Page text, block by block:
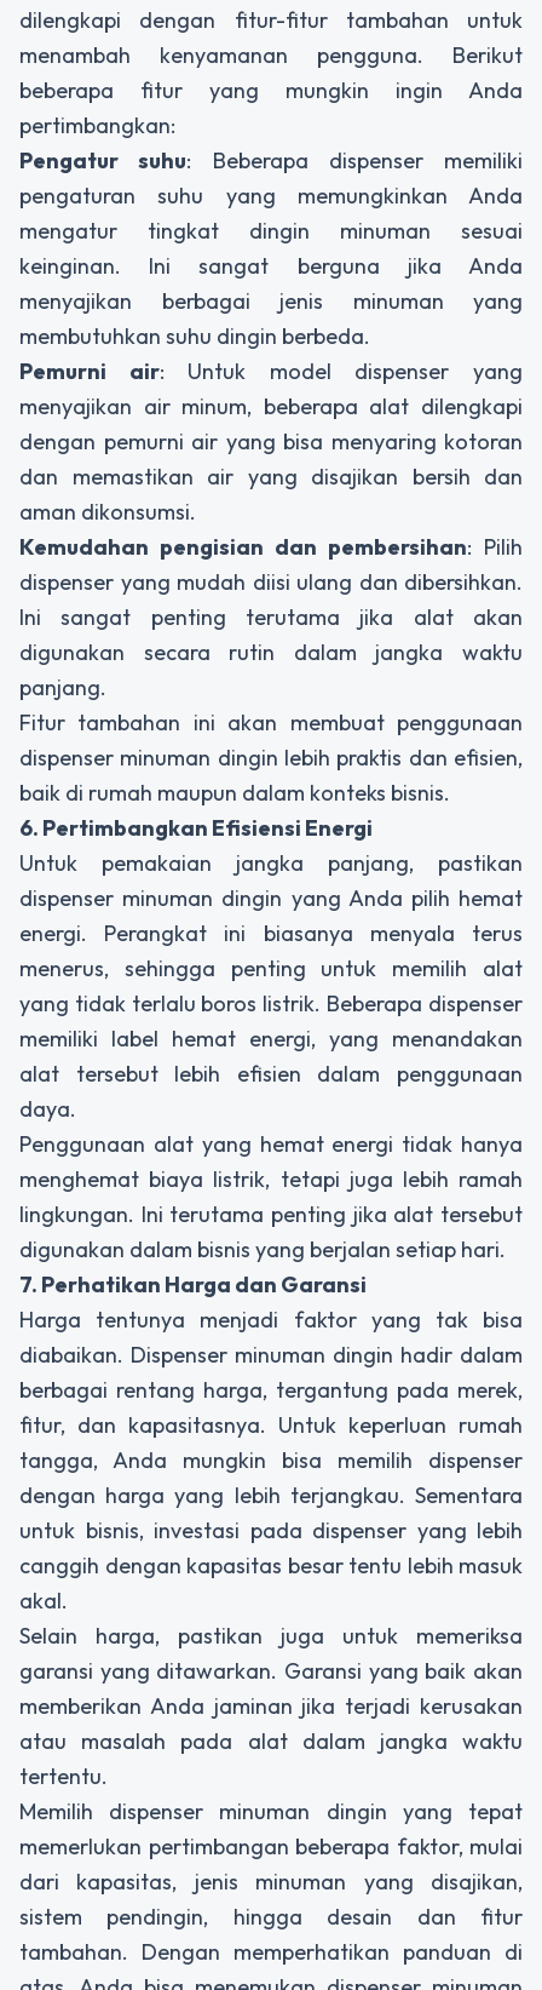
dilengkapi dengan fitur-fitur tambahan untuk
menambah kenyamanan pengguna. Berikut
beberapa fitur yang mungkin ingin Anda
pertimbangkan:
Pengatur suhu: Beberapa dispensermemiliki
pengaturan suhu yang memungkinkan Anda
mengatur tingkat dingin minuman sesuai
keinginan. Ini sangat berguna jika Anda
menyajikan berbagai jenis minuman yang
membutuhkan suhu dingin berbeda.
Pemurni air: Untuk model dispenser yang
menyajikan air minum, beberapa alat dilengkapi
dengan pemurni air yang bisa menyaring kotoran
dan memastikan air yang disajikan bersih dan
aman dikonsumsi.
Kemudahan pengisian dan pembersihan: Pilih
dispenser yang mudah diisi ulang dan dibersihkan.
Ini sangat penting terutama jika alat akan
digunakan secara rutin dalam jangka waktu
panjang.
Fitur tambahan ini akan membuat penggunaan
dispenser minuman dingin lebih praktis dan efisien,
baik di rumah maupun dalam konteks bisnis.
6. Pertimbangkan Efisiensi Energi
Untuk pemakaian jangka panjang, pastikan
dispenser minuman dingin yang Anda pilih hemat
energi. Perangkat ini biasanya menyala terus
menerus, sehingga penting untuk memilih alat
yang tidak terlalu boros listrik. Beberapa dispenser
memiliki label hemat energi, yang menandakan
alat tersebut lebih efisien dalam penggunaan
daya.
Penggunaan alat yang hemat energi tidak hanya
menghemat biaya listrik, tetapi juga lebih ramah
lingkungan. Ini terutama penting jika alat tersebut
digunakan dalam bisnis yang berjalan setiap hari.
7. Perhatikan Harga dan Garansi
Harga tentunya menjadi faktor yang tak bisa
diabaikan. Dispenser minuman dingin hadir dalam
berbagai rentang harga, tergantung pada merek,
fitur, dan kapasitasnya. Untuk keperluan rumah
tangga, Anda mungkin bisa memilih dispenser
dengan harga yang lebih terjangkau. Sementara
untuk bisnis, investasi pada dispenser yang lebih
canggih dengan kapasitas besar tentu lebih masuk
akal.
Selain harga, pastikan juga untuk memeriksa
garansi yang ditawarkan. Garansi yang baik akan
memberikan Anda jaminan jika terjadi kerusakan
atau masalah pada alat dalam jangka waktu
tertentu.
Memilih dispenser minuman dingin yang tepat
memerlukan pertimbangan beberapa faktor, mulai
dari kapasitas, jenis minuman yang disajikan,
sistem pendingin, hingga desain dan fitur
tambahan. Dengan memperhatikan panduan di